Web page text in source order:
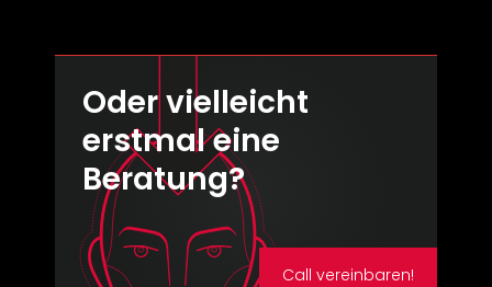
Oder vielleicht
erstmal eine
Beratung?
Call vereinbaren!